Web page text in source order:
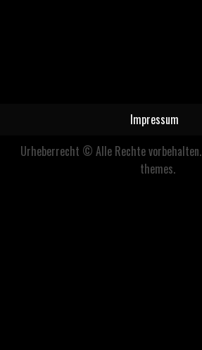
Impressum
Urheberrecht © Alle Rechte vorbehalten.
themes.